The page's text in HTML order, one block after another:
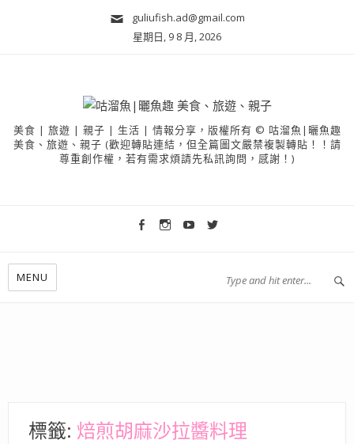
guliufish.ad@gmail.com
星期日, 9 8 月, 2026
美食 | 旅遊 | 親子 | 生活 | 情報分享，版權所有 © 咕溜魚|曬魚趣
美食、旅遊、親子 (歡迎轉貼連結，但全篇圖文嚴禁複製轉貼！！請
尊重創作權，若有需求煩請先私訊詢問，感謝！)
MENU
標籤: 焙煎胡麻沙拉醬料理